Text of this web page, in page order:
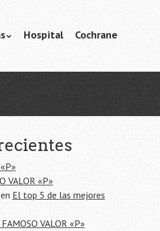
Hospital Cochrane
VALOR «P»
El top 5 de las mejores
FAMOSO VALOR «P»